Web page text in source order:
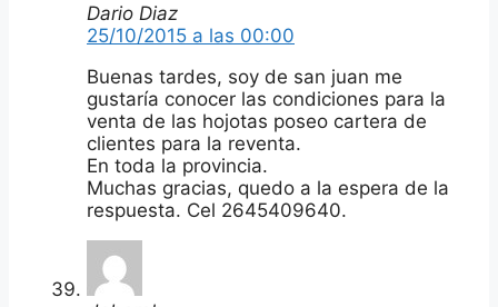
Dario Diaz
25/10/2015 a las 00:00
Buenas tardes, soy de san juan me
gustaría conocer las condiciones para la
venta de las hojotas poseo cartera de
clientes para la reventa.
En toda la provincia.
Muchas gracias, quedo a la espera de la
respuesta. Cel 2645409640.